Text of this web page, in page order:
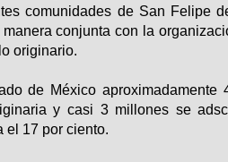
comunidades de San Felipe
conjunta con la
originario.
de México aproximadamente
y casi 3 millones se
el 17 por ciento.